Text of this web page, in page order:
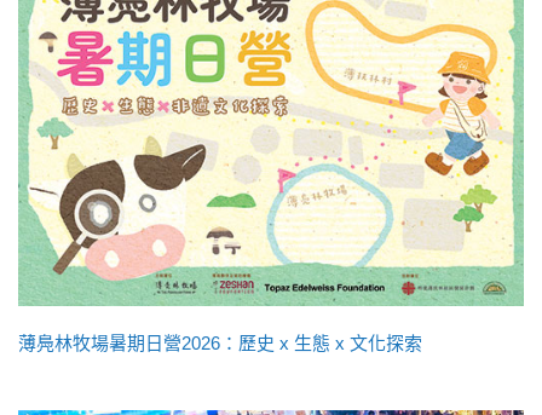
薄鳧林牧場暑期日營2026：歷史 x 生態 x 文化探索